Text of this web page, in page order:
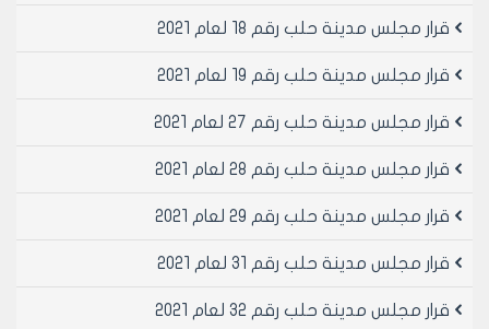
قرار مجلس مدينة حلب رقم 18 لعام 2021
قرار مجلس مدينة حلب رقم 19 لعام 2021
قرار مجلس مدينة حلب رقم 27 لعام 2021
قرار مجلس مدينة حلب رقم 28 لعام 2021
قرار مجلس مدينة حلب رقم 29 لعام 2021
قرار مجلس مدينة حلب رقم 31 لعام 2021
قرار مجلس مدينة حلب رقم 32 لعام 2021